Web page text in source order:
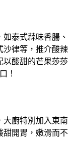
泰式蒜味香腸、
沙律等，推介酸辣
以酸甜的芒果莎莎
！
大廚特別加入東南
甜開胃，嫩滑而不